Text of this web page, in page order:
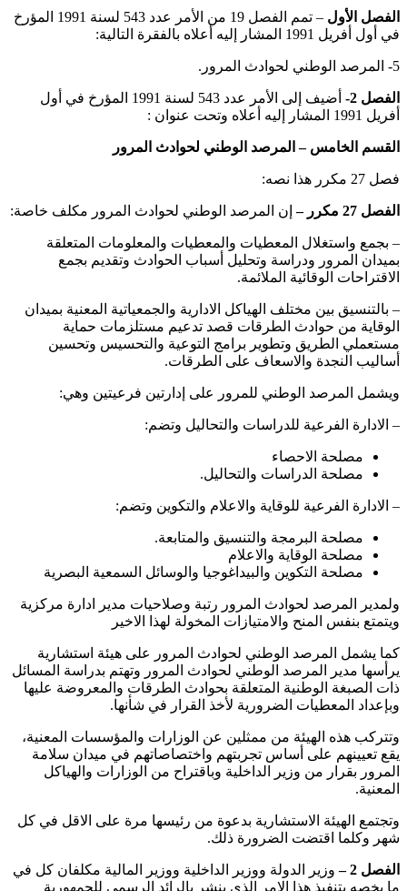
الفصل الأول
– تمم الفصل 19 من الأمر عدد 543 لسنة 1991 المؤرخ
في أول أفريل 1991 المشار إليه أعلاه بالفقرة التالية:
5- المرصد الوطني لحوادث المرور.
الفصل 2-
أضيف إلى الأمر عدد 543 لسنة 1991 المؤرخ في أول
أفريل 1991 المشار إليه أعلاه وتحت عنوان :
القسم الخامس – المرصد الوطني لحوادث المرور
فصل 27 مكرر هذا نصه:
الفصل 27 مكرر – إن المرصد الوطني لحوادث المرور مكلف خاصة:
– بجمع واستغلال المعطيات والمعطيات والمعلومات المتعلقة
بميدان المرور ودراسة وتحليل أسباب الحوادث وتقديم بجمع
الاقتراحات الوقائية الملائمة.
– بالتنسيق بين مختلف الهياكل الادارية والجمعياتية المعنية بميدان
الوقاية من حوادث الطرقات قصد تدعيم مستلزمات حماية
مستعملي الطريق وتطوير برامج التوعية والتحسيس وتحسين
أساليب النجدة والاسعاف على الطرقات.
ويشمل المرصد الوطني للمرور على إدارتين فرعيتين وهي:
– الادارة الفرعية للدراسات والتحاليل وتضم:
مصلحة الاحصاء
مصلحة الدراسات والتحاليل.
– الادارة الفرعية للوقاية والاعلام والتكوين وتضم:
مصلحة البرمجة والتنسيق والمتابعة.
مصلحة الوقاية والاعلام
مصلحة التكوين والبيداغوجيا والوسائل السمعية البصرية
ولمدير المرصد لحوادث المرور رتبة وصلاحيات مدير ادارة مركزية
ويتمتع بنفس المنح والامتيازات المخولة لهذا الاخير
كما يشمل المرصد الوطني لحوادث المرور على هيئة استشارية
يرأسها مدير المرصد الوطني لحوادث المرور وتهتم بدراسة المسائل
ذات الصبغة الوطنية المتعلقة بحوادث الطرقات والمعروضة عليها
وبإعداد المعطيات الضرورية لأخذ القرار في شأنها.
وتتركب هذه الهيئة من ممثلين عن الوزارات والمؤسسات المعنية،
يقع تعيينهم على أساس تجربتهم واختصاصاتهم في ميدان سلامة
المرور بقرار من وزير الداخلية وباقتراح من الوزارات والهياكل
المعنية.
وتجتمع الهيئة الاستشارية بدعوة من رئيسها مرة على الاقل في كل
شهر وكلما اقتضت الضرورة ذلك.
الفصل 2 –
وزير الدولة ووزير الداخلية ووزير المالية مكلفان كل في
ما يخصه بتنفيذ هذا الامر الذي ينشر بالرائد الرسمي للجمهورية